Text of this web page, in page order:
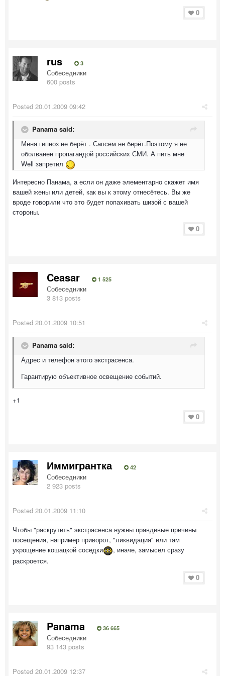
0
rus 3
Собеседники
600 posts
Posted 20.01.2009 09:42
Panama said:
Меня гипноз не берёт . Сапсем не берёт.Поэтому я не
оболванен пропагандой российских СМИ. А пить мне
Well запретил
Интересно Панама, а если он даже элементарно скажет имя
вашей жены или детей, как вы к этому отнесётесь. Вы же
вроде говорили что это будет попахивать шизой с вашей
стороны.
0
Ceasar 1 525
Собеседники
3 813 posts
Posted 20.01.2009 10:51
Panama said:
Адрес и телефон этого экстрасенса.
Гарантирую объективное освещение событий.
+1
0
Иммигрантка 42
Собеседники
2 923 posts
Posted 20.01.2009 11:10
Чтобы "раскрутить" экстрасенса нужны правдивые причины
посещения, например приворот, "ликвидация" или там
укрощение кошацкой соседки
, иначе, замысел сразу
раскроется.
0
Panama 36 665
Собеседники
93 143 posts
Posted 20.01.2009 12:37